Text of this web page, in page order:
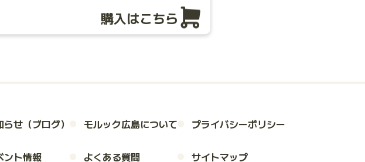
購入はこちら
らせ（ブログ）
ント情報
モルック広島について
よくある質問
プライバシーポリシー
サイトマップ